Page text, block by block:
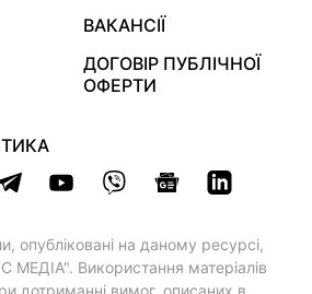
ВАКАНСІЇ
ДОГОВІР ПУБЛІЧНОЇ
ОФЕРТИ
опубліковані на даному ресурсі,
Використання матеріалів